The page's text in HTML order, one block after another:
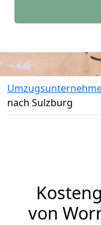
nach Sulzburg
von